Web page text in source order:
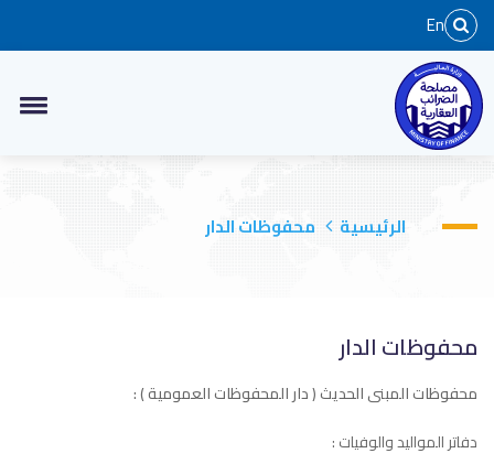
En
الرئيسية محفوظات الدار
محفوظات الدار
محفوظات المبنى الحديث ( دار المحفوظات العمومية ) :
دفاتر المواليد والوفيات :